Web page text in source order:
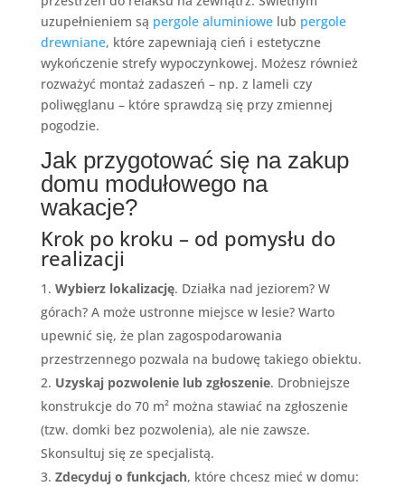
uzupełnieniem są pergole aluminiowelub pergole
drewniane, które zapewniają cień i estetyczne
wykończenie strefy wypoczynkowej. Możesz również
rozważyć montaż zadaszeń – np. z lameli czy
poliwęglanu – które sprawdzą się przy zmiennej
pogodzie.
Jak przygotować się na zakup
domu modułowego na
wakacje?
Krok po kroku – od pomysłu do
realizacji
Wybierz lokalizację. Działka nad jeziorem? W
górach? A może ustronne miejsce w lesie? Warto
upewnić się, że plan zagospodarowania
przestrzennego pozwala na budowę takiego obiektu.
Uzyskaj pozwolenie lub zgłoszenie. Drobniejsze
konstrukcje do 70 m² można stawiać na zgłoszenie
(tzw. domki bez pozwolenia), ale nie zawsze.
Skonsultuj się ze specjalistą.
Zdecyduj o funkcjach, które chcesz mieć w domu: